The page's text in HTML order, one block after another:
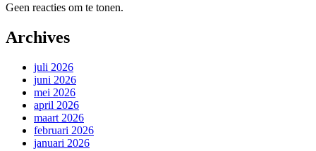
Geen reacties om te tonen.
Archives
juli 2026
juni 2026
mei 2026
april 2026
maart 2026
februari 2026
januari 2026